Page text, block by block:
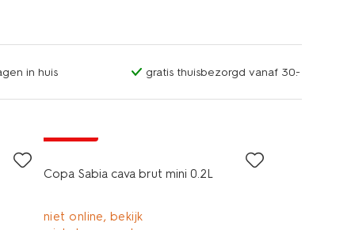
in huis gratis thuisbezorgd vanaf 30.-
Copa Sabia cava brut mini 0.2L
niet online, bekijk